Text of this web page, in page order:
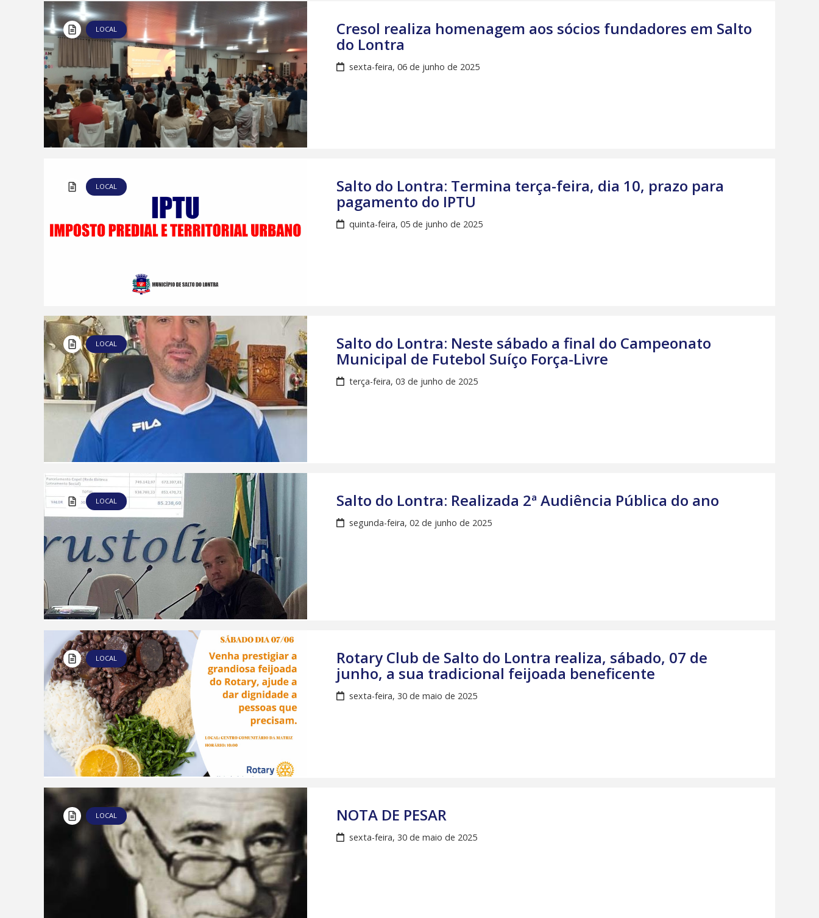
LOCAL Cresol realiza homenagem aos sócios fundadores em Salto
do Lontra
sexta-feira, 06 de junho de 2025
LOCAL Salto do Lontra: Termina terça-feira, dia 10, prazo para
pagamento do IPTU
quinta-feira, 05 de junho de 2025
LOCAL Salto do Lontra: Neste sábado a final do Campeonato
Municipal de Futebol Suíço Força-Livre
terça-feira, 03 de junho de 2025
LOCAL Salto do Lontra: Realizada 2ª Audiência Pública do ano
segunda-feira, 02 de junho de 2025
LOCAL Rotary Club de Salto do Lontra realiza, sábado, 07 de
junho, a sua tradicional feijoada beneficente
sexta-feira, 30 de maio de 2025
LOCAL NOTA DE PESAR
sexta-feira, 30 de maio de 2025